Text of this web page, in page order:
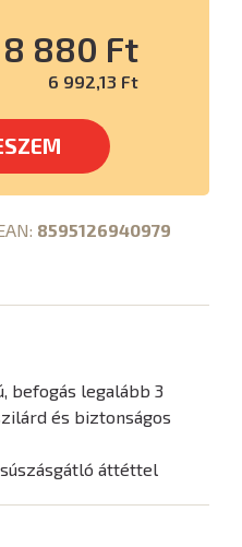
8 880 Ft
6 992,13 Ft
EAN: 8595126940979
befogás legalább 3
és biztonságos
áttéttel